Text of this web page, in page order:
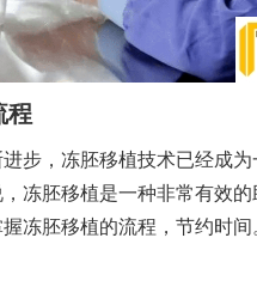
程
步，冻胚移植技术已经成
冻胚移植是一种非常有效
冻胚移植的流程，节约时间。